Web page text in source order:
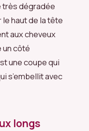
très dégradée
haut de la tête
aux cheveux
un côté
une coupe qui
s’embellit avec
longs